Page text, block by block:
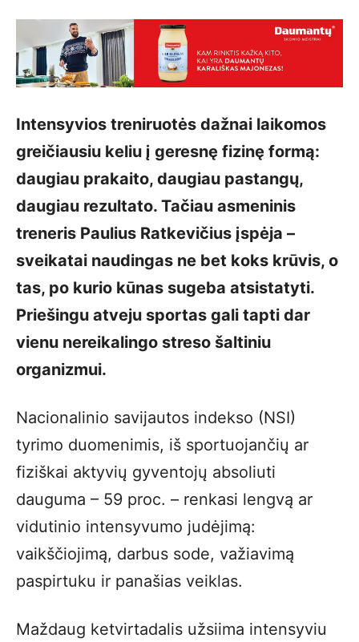
Intensyvios treniruotės dažnai laikomos
greičiausiu keliu į geresnę fizinę formą:
daugiau prakaito, daugiau pastangų,
daugiau rezultato. Tačiau asmeninis
treneris Paulius Ratkevičius įspėja –
sveikatai naudingas ne bet koks krūvis, o
tas, po kurio kūnas sugeba atsistatyti.
Priešingu atveju sportas gali tapti dar
vienu nereikalingo streso šaltiniu
organizmui.
Nacionalinio savijautos indekso (NSI)
tyrimo duomenimis, iš sportuojančių ar
fiziškai aktyvių gyventojų absoliuti
dauguma – 59 proc. – renkasi lengvą ar
vidutinio intensyvumo judėjimą:
vaikščiojimą, darbus sode, važiavimą
paspirtuku ir panašias veiklas.
Maždaug ketvirtadalis užsiima intensyviu